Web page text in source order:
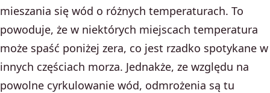
mieszania się wód o różnych temperaturach. To
powoduje, że w niektórych miejscach temperatura
może spaść poniżej zera, co jest rzadko spotykane w
innych częściach morza. Jednakże, ze względu na
powolne cyrkulowanie wód, odmrożenia są tu